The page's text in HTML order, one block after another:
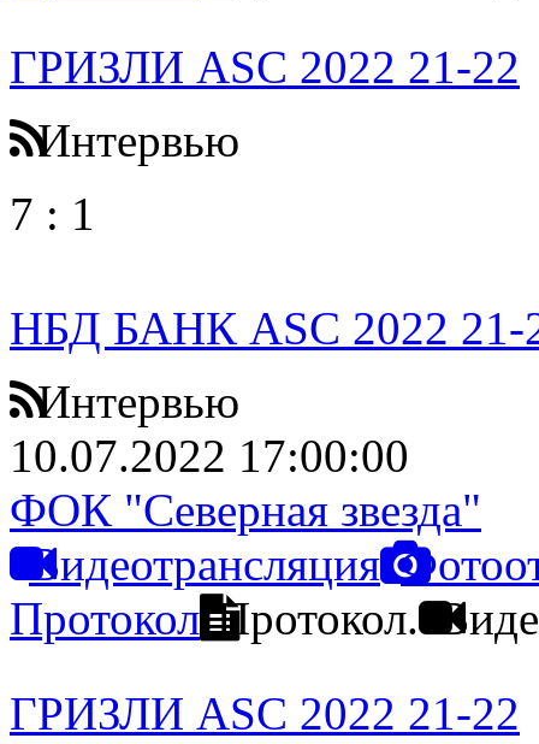
ГРИЗЛИ ASC 2022 21-22
Интервью
7 : 1
НБД БАНК ASC 2022 21-
Интервью
10.07.2022 17:00:00
ФОК "Северная звезда"
Видеотрансляция
Протокол Протокол.
ГРИЗЛИ ASC 2022 21-22